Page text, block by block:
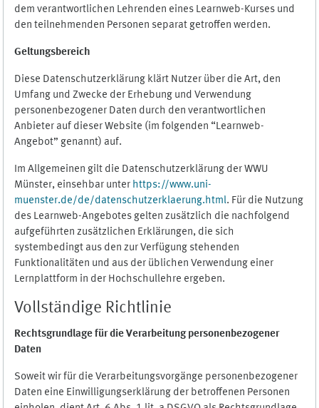
dem verantwortlichen Lehrenden eines Learnweb-Kurses und
den teilnehmenden Personen separat getroffen werden.
Geltungsbereich
Diese Datenschutzerklärung klärt Nutzer über die Art, den
Umfang und Zwecke der Erhebung und Verwendung
personenbezogener Daten durch den verantwortlichen
Anbieter auf dieser Website (im folgenden “Learnweb-
Angebot” genannt) auf.
Im Allgemeinen gilt die Datenschutzerklärung der WWU
Münster, einsehbar unter https://www.uni-
muenster.de/de/datenschutzerklaerung.html. Für die Nutzung
des Learnweb-Angebotes gelten zusätzlich die nachfolgend
aufgeführten zusätzlichen Erklärungen, die sich
systembedingt aus den zur Verfügung stehenden
Funktionalitäten und aus der üblichen Verwendung einer
Lernplattform in der Hochschullehre ergeben.
Vollständige Richtlinie
Rechtsgrundlage für die Verarbeitung personenbezogener
Daten
Soweit wir für die Verarbeitungsvorgänge personenbezogener
Daten eine Einwilligungserklärung der betroffenen Personen